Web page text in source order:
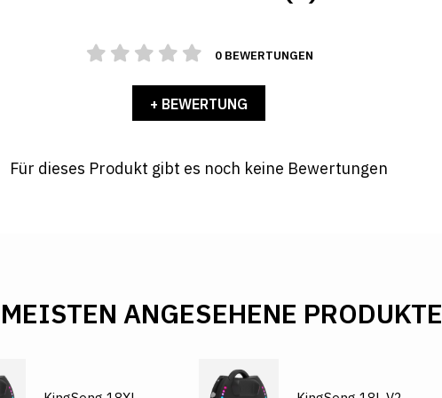
0 BEWERTUNGEN
+ BEWERTUNG
Für dieses Produkt gibt es noch keine Bewertungen
ANGESEHENE PRODUKTE